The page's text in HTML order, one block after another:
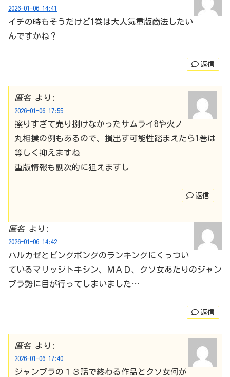
2026-01-06 14:41
イチの時もそうだけど1巻は大人気重版商法したい
んですかね？
返信
匿名 より:
2026-01-06 17:55
擦りすぎて売り捌けなかったサムライ8や火ノ
丸相撲の例もあるので、損出す可能性踏まえたら1巻は
等しく抑えますね
重版情報も副次的に狙えますし
返信
匿名 より:
2026-01-06 14:42
ハルカゼとピングポングのランキングにくっつい
ているマリッジトキシン、ＭＡＤ、クソ女あたりのジャン
プラ勢に目が行ってしまいました…
返信
匿名 より:
2026-01-06 17:40
ジャンプラの１３話で終わる作品とクソ女何が